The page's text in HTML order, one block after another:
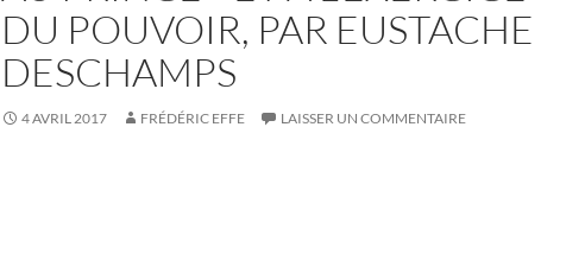
DU POUVOIR, PAR EUSTACHE
DESCHAMPS
4 AVRIL 2017 FRÉDÉRIC EFFE LAISSER UN COMMENTAIRE